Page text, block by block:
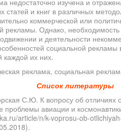
недостаточно изучена и
статей и книг в различных
коммерческой или
Однако, необходимость
и деятельности
социальной
каждой их них.
реклама, социальная
Список литературы
С.Ю. К вопросу об отличиях
проблемы авиации и
article/n/k-voprosu-ob-